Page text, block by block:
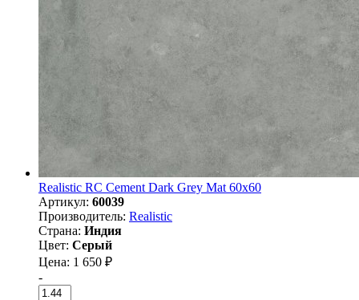
Realistic RC Cement Dark Grey Mat 60x60
Артикул: 60039
Производитель: Realistic
Страна: Индия
Цвет: Серый
Цена: 1 650 ₽
-